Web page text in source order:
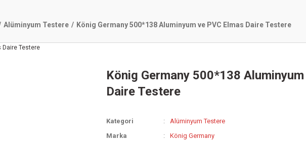
Alüminyum Testere König Germany 500*138 Aluminyum ve PVC Elmas Daire Testere
König Germany 500*138
Daire Testere
Kategori
Alüminyum Testere
Marka
König Germany